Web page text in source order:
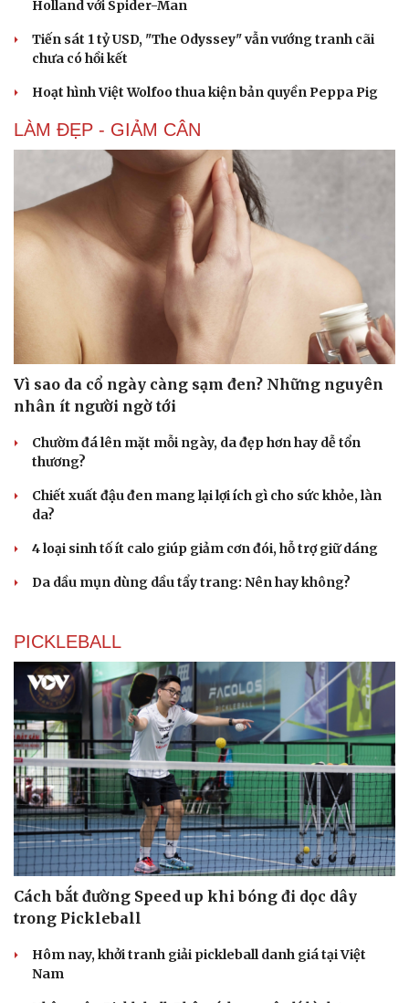
Du lịch
Tư vấn
Săn Tour
check-in
Podcast
Câu chuyện thời sự
Đọc truyện đêm khuya
Cửa sổ tình yêu
Kể chuyện cho bé
Hạt giống tâm hồn
Holland với Spider-Man
Tiến sát 1 tỷ USD, "The Odyssey" vẫn vướng tranh cãi
chưa có hồi kết
Hoạt hình Việt Wolfoo thua kiện bản quyền Peppa Pig
LÀM ĐẸP - GIẢM CÂN
Vì sao da cổ ngày càng sạm đen? Những nguyên
nhân ít người ngờ tới
Chườm đá lên mặt mỗi ngày, da đẹp hơn hay dễ tổn
thương?
Chiết xuất đậu đen mang lại lợi ích gì cho sức khỏe, làn
da?
4 loại sinh tố ít calo giúp giảm cơn đói, hỗ trợ giữ dáng
Da dầu mụn dùng dầu tẩy trang: Nên hay không?
PICKLEBALL
Cách bắt đường Speed up khi bóng đi dọc dây
trong Pickleball
Hôm nay, khởi tranh giải pickleball danh giá tại Việt
Nam